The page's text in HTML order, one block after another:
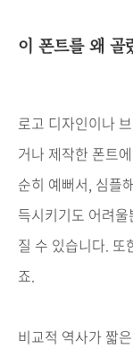
이 폰트를 왜 골
로고 디자인이나
거나 제작한 폰트에
순히 예뻐서, 심플
득시키기도 어려울
질 수 있습니다. 또
죠.
비교적 역사가 짧은